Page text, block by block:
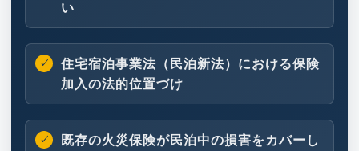
い
住宅宿泊事業法（民泊新法）における保険
加入の法的位置づけ
既存の火災保険が民泊中の損害をカバーし